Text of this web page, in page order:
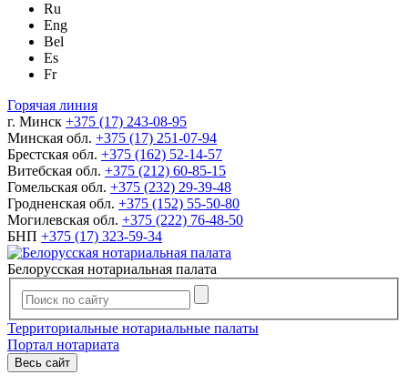
Ru
Eng
Bel
Es
Fr
Горячая линия
г. Минск +375 (17) 243-08-95
Минская обл. +375 (17) 251-07-94
Брестская обл. +375 (162) 52-14-57
Витебская обл. +375 (212) 60-85-15
Гомельская обл. +375 (232) 29-39-48
Гродненская обл. +375 (152) 55-50-80
Могилевская обл. +375 (222) 76-48-50
БНП +375 (17) 323-59-34
Белорусская нотариальная палата
Территориальные нотариальные палаты
Портал нотариата
Весь сайт